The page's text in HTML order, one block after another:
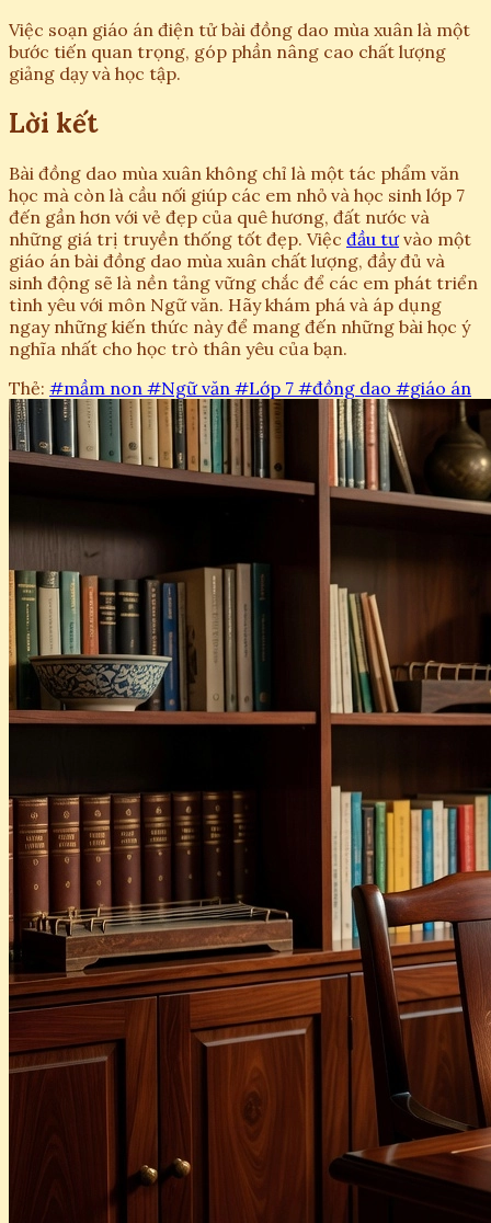
Việc soạn giáo án điện tử bài đồng dao mùa xuân là một
bước tiến quan trọng, góp phần nâng cao chất lượng
giảng dạy và học tập.
Lời kết
Bài đồng dao mùa xuân không chỉ là một tác phẩm văn
học mà còn là cầu nối giúp các em nhỏ và học sinh lớp 7
đến gần hơn với vẻ đẹp của quê hương, đất nước và
những giá trị truyền thống tốt đẹp. Việc đầu tưvào một
giáo án bài đồng dao mùa xuân chất lượng, đầy đủ và
sinh động sẽ là nền tảng vững chắc để các em phát triển
tình yêu với môn Ngữ văn. Hãy khám phá và áp dụng
ngay những kiến thức này để mang đến những bài học ý
nghĩa nhất cho học trò thân yêu của bạn.
Thẻ: #mầm non #Ngữ văn #Lớp 7 #đồng dao #giáo án